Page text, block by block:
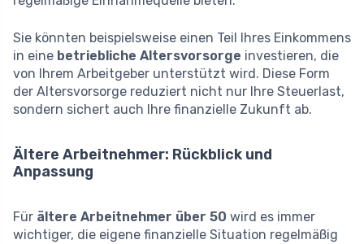
Sie könnten beispielsweise einen Teil Ihres Einkommens
in eine betriebliche Altersvorsorge investieren, die
von Ihrem Arbeitgeber unterstützt wird. Diese Form
der Altersvorsorge reduziert nicht nur Ihre Steuerlast,
sondern sichert auch Ihre finanzielle Zukunft ab.
Ältere Arbeitnehmer: Rückblick und
Anpassung
Für ältere Arbeitnehmer über 50 wird es immer
wichtiger, die eigene finanzielle Situation regelmäßig